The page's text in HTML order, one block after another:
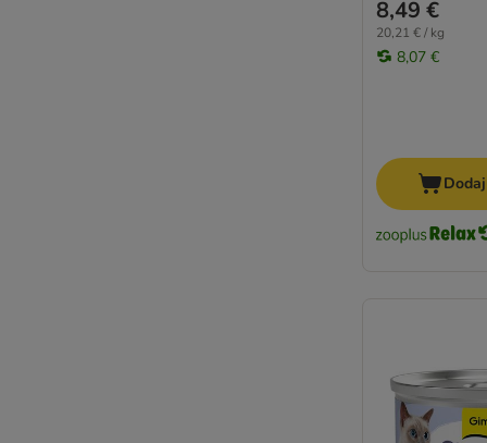
8,49 €
20,21 € / kg
8,07 €